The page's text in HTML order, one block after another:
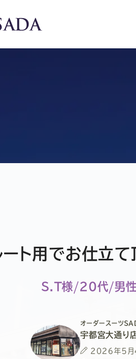
ート用でお仕立て
S.T様/20代/男性
オーダースーツ
宇都宮大通り
投
2026年5月